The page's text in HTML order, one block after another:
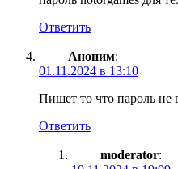
Ответить
Аноним:
01.11.2024 в 13:10
Пишет то что пароль не
Ответить
moderator: